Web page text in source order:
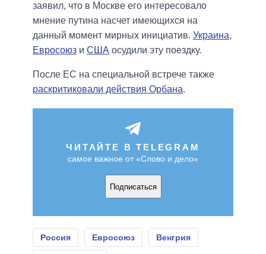
заявил, что в Москве его интересовало
мнение путина насчет имеющихся на
данный момент мирных инициатив. Украина,
Евросоюз и США осудили эту поездку.
После ЕС на специальной встрече также
раскритиковали действия Орбана.
ЧИТАЙТЕ В TELEGRAM
самое важное от «Слово и дело»
Подписаться
Россия Евросоюз Венгрия